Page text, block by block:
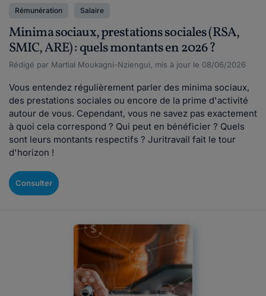
Rémunération Salaire
Minima sociaux, prestations sociales (RSA,
SMIC, ARE) : quels montants en 2026 ?
Rédigé par Martial Moukagni-Nziengui, mis à jour le 08/06/2026
Vous entendez régulièrement parler des minima sociaux,
des prestations sociales ou encore de la prime d'activité
autour de vous. Cependant, vous ne savez pas exactement
à quoi cela correspond ? Qui peut en bénéficier ? Quels
sont leurs montants respectifs ? Juritravail fait le tour
d'horizon !
Consulter